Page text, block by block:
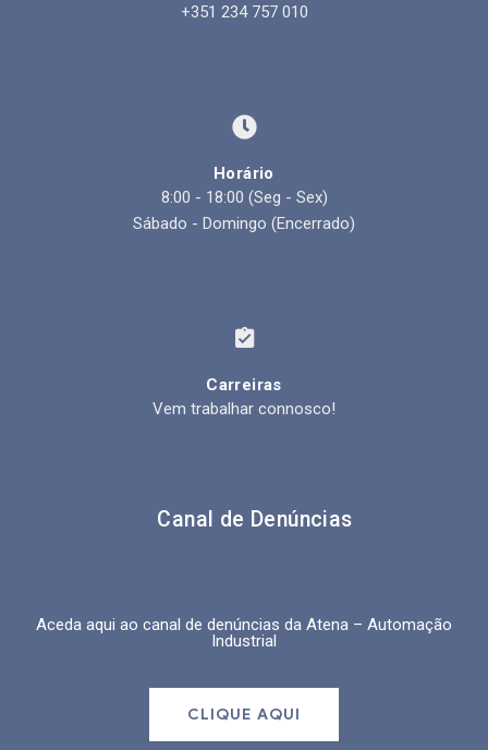
+351 234 757 010
Horário
8:00 - 18:00 (Seg - Sex)
Sábado - Domingo (Encerrado)
Carreiras
Vem trabalhar connosco!
Canal de Denúncias
Aceda aqui ao canal de denúncias da Atena – Automação
Industrial
CLIQUE AQUI